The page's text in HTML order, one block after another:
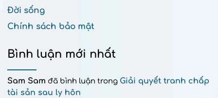
Đời sống
Chính sách bảo mật
Bình luận mới nhất
Sam Sam đã bình luận trong Giải quyết tranh chấp
tài sản sau ly hôn